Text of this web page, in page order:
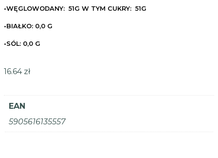
•WĘGLOWODANY: 51G W TYM CUKRY: 51G
•BIAŁKO: 0,0 G
•SÓL: 0,0 G
16.64 zł
EAN
5905616135557